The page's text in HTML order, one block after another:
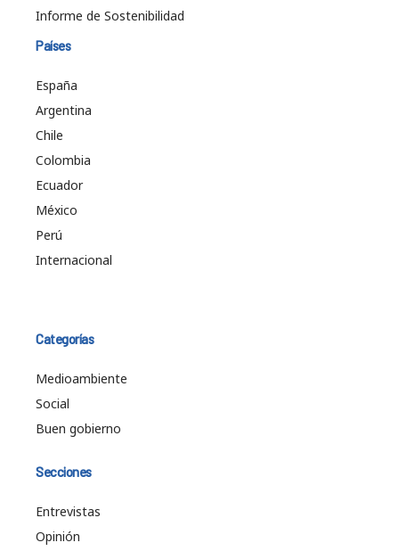
Informe de Sostenibilidad
Países
España
Argentina
Chile
Colombia
Ecuador
México
Perú
Internacional
Categorías
Medioambiente
Social
Buen gobierno
Secciones
Entrevistas
Opinión